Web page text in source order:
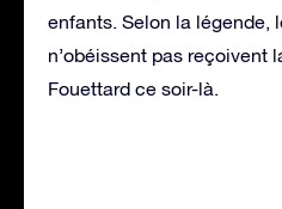
enfants. Selon la légende,
n’obéissent pas reçoivent
Fouettard ce soir-là.